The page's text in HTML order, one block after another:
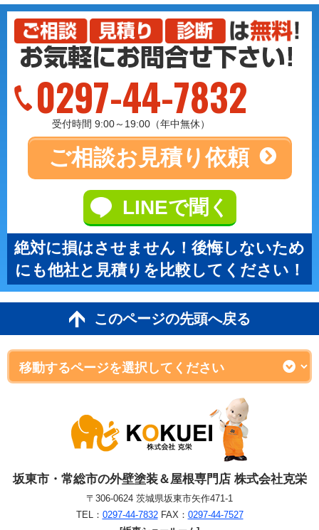
0297-44-7832
受付時間 9:00～19:00（年中無休）
ご相談お見積り依頼
LINEで聞く
絶対に損はさせません！後悔しないため
にも他社と見積りを比較してください！
このページの先頭へ戻る
坂東市・常総市の外壁塗装＆屋根専門店 株式会社克栄
〒306-0624 茨城県坂東市矢作471-1
TEL： 0297-44-7832FAX： 0297-44-7527